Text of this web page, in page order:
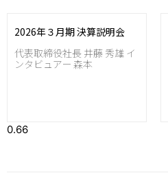
2026年３月期 決算説明会
代表取締役社長 井藤 秀雄 イ
ンタビュアー 森本